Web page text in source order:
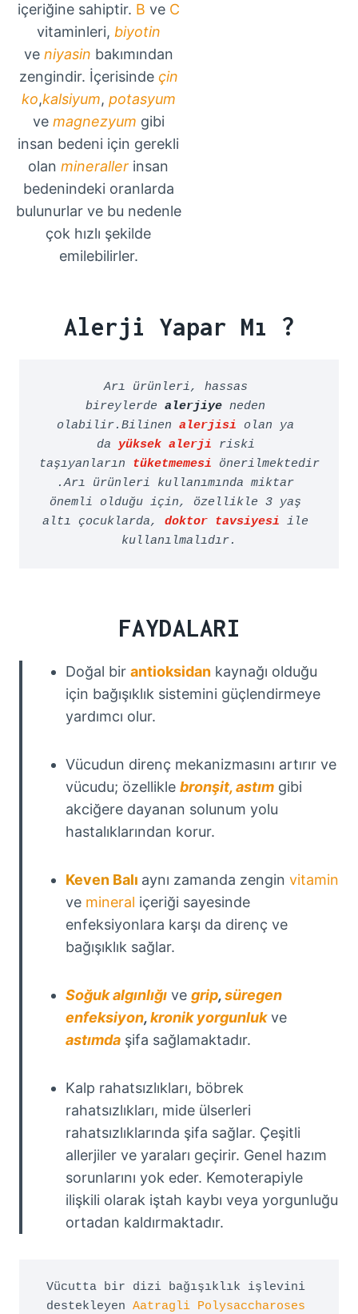
içeriğine sahiptir. B ve C
vitaminleri, biyotin
ve niyasin bakımından
zengindir. İçerisinde çin
ko,kalsiyum, potasyum
ve magnezyum gibi
insan bedeni için gerekli
olanmineraller insan
bedenindeki oranlarda
bulunurlar ve bu nedenle
çok hızlı şekilde
emilebilirler.
Alerji Yapar Mı ?
Arı ürünleri, hassas
bireylerde alerjiye neden
olabilir.Bilinen alerjisi olan ya
da yüksek alerji
riski
taşıyanların tüketmemesi önerilmektedir
.Arı ürünleri kullanımında miktar
önemli olduğu için, özellikle 3 yaş
altı çocuklarda, doktor tavsiyesi ile
kullanılmalıdır.
FAYDALARI
Doğal bir antioksidan kaynağı olduğu
için bağışıklık sistemini güçlendirmeye
yardımcı olur.
Vücudun direnç mekanizmasını artırır ve
vücudu; özellikle bronşit, astım gibi
akciğere dayanan solunum yolu
hastalıklarından korur.
Keven Balı aynı zamanda zengin vitamin
ve mineral içeriği sayesinde
enfeksiyonlara karşı da direnç ve
bağışıklık sağlar.
Soğuk algınlığı ve grip,süregen
enfeksiyon,kronik yorgunluk ve
astımda şifa sağlamaktadır.
Kalp rahatsızlıkları, böbrek
rahatsızlıkları, mide ülserleri
rahatsızlıklarında şifa sağlar. Çeşitli
allerjiler ve yaraları geçirir. Genel hazım
sorunlarını yok eder. Kemoterapiyle
ilişkili olarak iştah kaybı veya yorgunluğu
ortadan kaldırmaktadır.
Vücutta bir dizi bağışıklık işlevini
destekleyen Aatragli Polysaccharoses